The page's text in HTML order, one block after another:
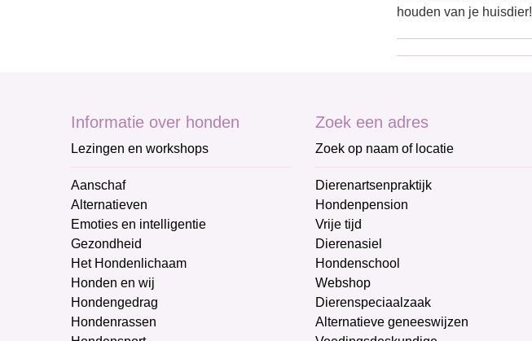
houden van je huisdier!
Informatie over honden
Lezingen en workshops
Aanschaf
Alternatieven
Emoties en intelligentie
Gezondheid
Het Hondenlichaam
Honden en wij
Hondengedrag
Hondenrassen
Zoek een adres
Zoek op naam of locatie
Dierenartsenpraktijk
Hondenpension
Vrije tijd
Dierenasiel
Hondenschool
Webshop
Dierenspeciaalzaak
Alternatieve geneeswijzen